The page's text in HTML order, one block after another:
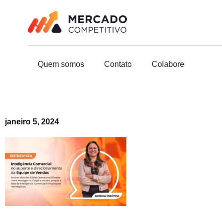
conteúdo
Quem somos Contato Colabore
janeiro 5, 2024